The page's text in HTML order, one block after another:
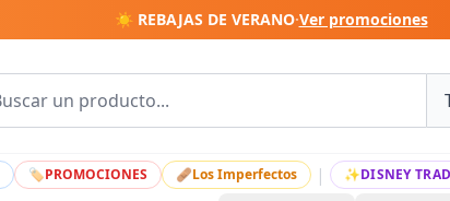
☀️ REBAJAS DE VERANO·Ver promociones
🏷PROMOCIONES 🩹Los Imperfectos | ✨DISNEY